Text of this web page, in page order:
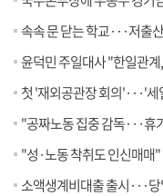
속속 문 닫는 학교···저출
윤덕민 주일대사 "한일관
첫 '재외공관장 회의'···'세
"공짜노동 집중 감독···휴
"성·노동 착취도 인신매매
소액생계비대출 출시···당일